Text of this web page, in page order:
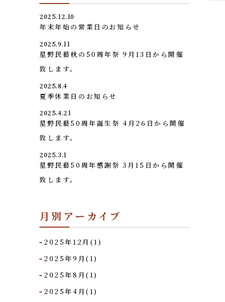
2025.12.10
年末年始の営業日のお知らせ
2025.9.11
星野民藝秋の50周年祭 9月13日から開催
致します。
2025.8.4
夏季休業日のお知らせ
2025.4.21
星野民藝50周年誕生祭 4月26日から開催
致します。
2025.3.1
星野民藝50周年感謝祭 3月15日から開催
致します。
月別アーカイブ
2025年12月(1)
2025年9月(1)
2025年8月(1)
2025年4月(1)